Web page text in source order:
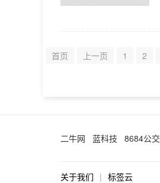
首页 上一页 1 2
二牛网 蓝科技 8684公交
关于我们 | 标签云